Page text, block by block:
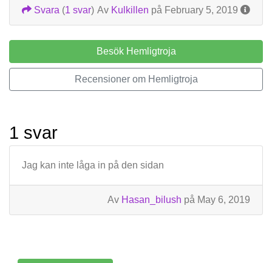
Av Kulkillen på February 5, 2019
Svara (1 svar)
Besök Hemligtroja
Recensioner om Hemligtroja
1 svar
Jag kan inte låga in på den sidan
Av Hasan_bilush på May 6, 2019